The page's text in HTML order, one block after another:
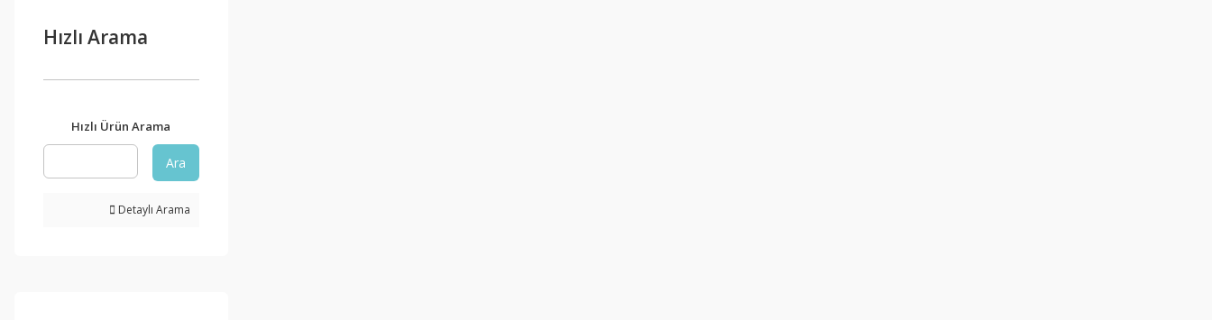
Hızlı Arama
Hızlı Ürün Arama
Ara
Detaylı Arama